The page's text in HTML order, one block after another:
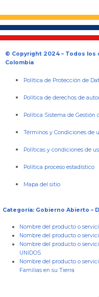
© Copyright 2024 – Todos
Colombia
Política de Protección de
Política de derechos de
Política Sistema de Gestión
Términos y Condiciones de
Políticas y condiciones de
Política proceso estadístico
Mapa del sitio
Categoría: Gobierno Abierto –
Nombre del producto o
Nombre del producto o
Nombre del producto o
UNIDOS
Nombre del producto o
Familias en su Tierra